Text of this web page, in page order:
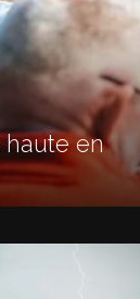
haute en